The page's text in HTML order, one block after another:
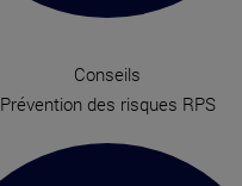
Conseils
Prévention des risques RPS